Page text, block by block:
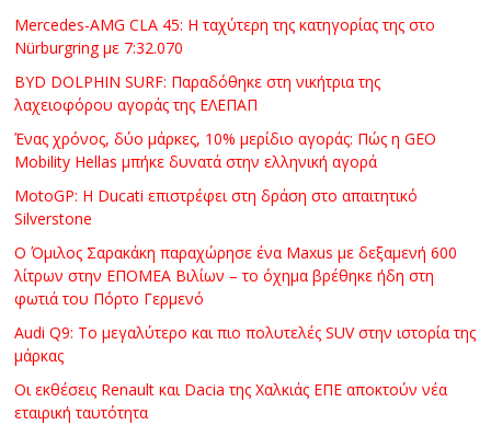
Mercedes-AMG CLA 45: Η ταχύτερη της κατηγορίας της στο
Nürburgring με 7:32.070
BYD DOLPHIN SURF: Παραδόθηκε στη νικήτρια της
λαχειοφόρου αγοράς της ΕΛΕΠΑΠ
Ένας χρόνος, δύο μάρκες, 10% μερίδιο αγοράς: Πώς η GEO
Mobility Hellas μπήκε δυνατά στην ελληνική αγορά
MotoGP: Η Ducati επιστρέφει στη δράση στο απαιτητικό
Silverstone
Ο Όμιλος Σαρακάκη παραχώρησε ένα Maxus με δεξαμενή 600
λίτρων στην ΕΠΟΜΕΑ Βιλίων – το όχημα βρέθηκε ήδη στη
φωτιά του Πόρτο Γερμενό
Audi Q9: Το μεγαλύτερο και πιο πολυτελές SUV στην ιστορία της
μάρκας
Οι εκθέσεις Renault και Dacia της Χαλκιάς ΕΠΕ αποκτούν νέα
εταιρική ταυτότητα